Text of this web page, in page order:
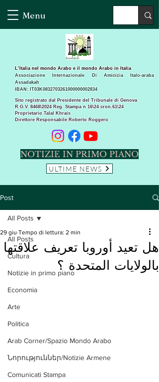
Menu
Sito registrato dal Presidente del Tribunale di Genova
R.G.V. 8468\2024 Reg. Stampa n 16\24 cron.61\24 ​
Proprietario Talal Khrais
Direttore Responsabile Roberto Roggero
L’Italia nel mondo Arabo e il mondo Arabo in Italia
Associazione Internazionale Di Amicizia Italo-araba
Assadakah
IBAN: IT03K0832703261000000002834
NOTIZIE IN PRIMO PIANO
ULTIME NEWS
Post
All Posts
Cultura
Notizie in primo piano
Economia
Arte
Politica
Arab Corner/Spazio Mondo Arabo
Նորություններ/Notizie Armene
Comunicati Stampa
All Posts
هل تعيد أوروبا تعريف علاقتها
بالولايات المتحدة ؟
29 giu Tempo di lettura: 2 min